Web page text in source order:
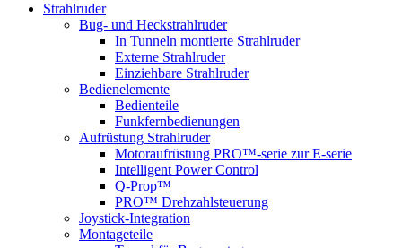
Strahlruder
Bug- und Heckstrahlruder
In Tunneln montierte Strahlruder
Externe Strahlruder
Einziehbare Strahlruder
Bedienelemente
Bedienteile
Funkfernbedienungen
Aufrüstung Strahlruder
Motoraufrüstung PRO™-serie zur E-serie
Intelligent Power Control
Q-Prop™
PRO™ Drehzahlsteuerung
Joystick-Integration
Montageteile